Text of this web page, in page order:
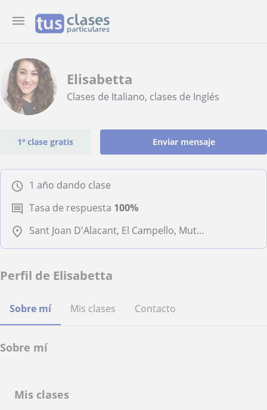
Elisabetta
Clases de Italiano, clases de Inglés
1ª clase gratis Enviar mensaje
1 año dando clase
Tasa de respuesta 100%
Sant Joan D'Alacant, El Campello, Mutxamel
Perfil de Elisabetta
Sobre mí Mis clases Contacto
Sobre mí
Mis clases